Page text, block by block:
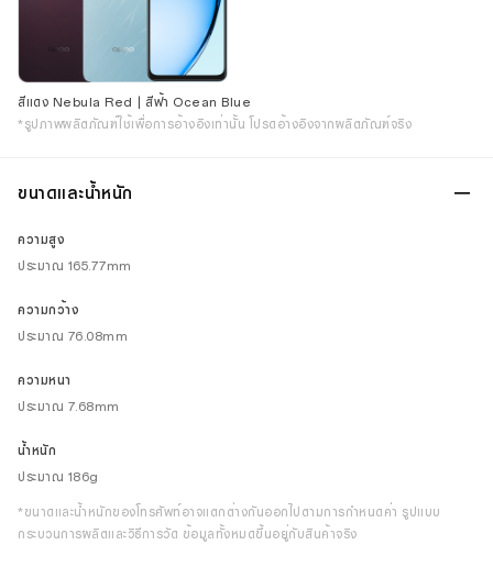
สีแดง Nebula Red | สีฟ้า Ocean Blue
*รูปภาพผลิตภัณฑ์ใช้เพื่อการอ้างอิงเท่านั้น โปรดอ้างอิงจากผลิตภัณฑ์จริง
ขนาดและน้ำหนัก
ความสูง
ประมาณ 165.77mm
ความกว้าง
ประมาณ 76.08mm
ความหนา
ประมาณ 7.68mm
น้ำหนัก
ประมาณ 186g
*ขนาดและน้ำหนักของโทรศัพท์อาจแตกต่างกันออกไปตามการกำหนดค่า รูปแบบ
กระบวนการผลิตและวิธีการวัด ข้อมูลทั้งหมดขึ้นอยู่กับสินค้าจริง